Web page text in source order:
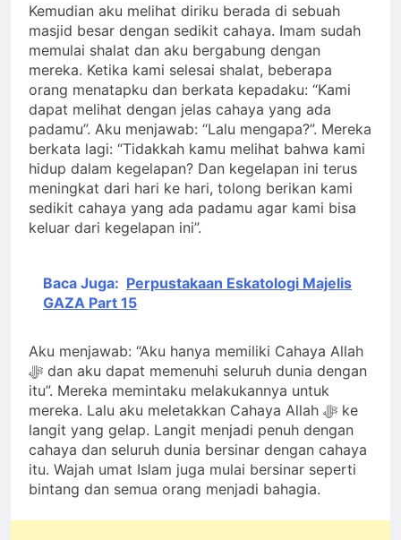
Kemudian aku melihat diriku berada di sebuah
masjid besar dengan sedikit cahaya. Imam sudah
memulai shalat dan aku bergabung dengan
mereka. Ketika kami selesai shalat, beberapa
orang menatapku dan berkata kepadaku: “Kami
dapat melihat dengan jelas cahaya yang ada
padamu”. Aku menjawab: “Lalu mengapa?”. Mereka
berkata lagi: “Tidakkah kamu melihat bahwa kami
hidup dalam kegelapan? Dan kegelapan ini terus
meningkat dari hari ke hari, tolong berikan kami
sedikit cahaya yang ada padamu agar kami bisa
keluar dari kegelapan ini”.
Baca Juga: Perpustakaan Eskatologi Majelis
GAZA Part 15
Aku menjawab: “Aku hanya memiliki Cahaya Allah
ﷻ dan aku dapat memenuhi seluruh dunia dengan
itu”. Mereka memintaku melakukannya untuk
mereka. Lalu aku meletakkan Cahaya Allah ﷻ ke
langit yang gelap. Langit menjadi penuh dengan
cahaya dan seluruh dunia bersinar dengan cahaya
itu. Wajah umat Islam juga mulai bersinar seperti
bintang dan semua orang menjadi bahagia.